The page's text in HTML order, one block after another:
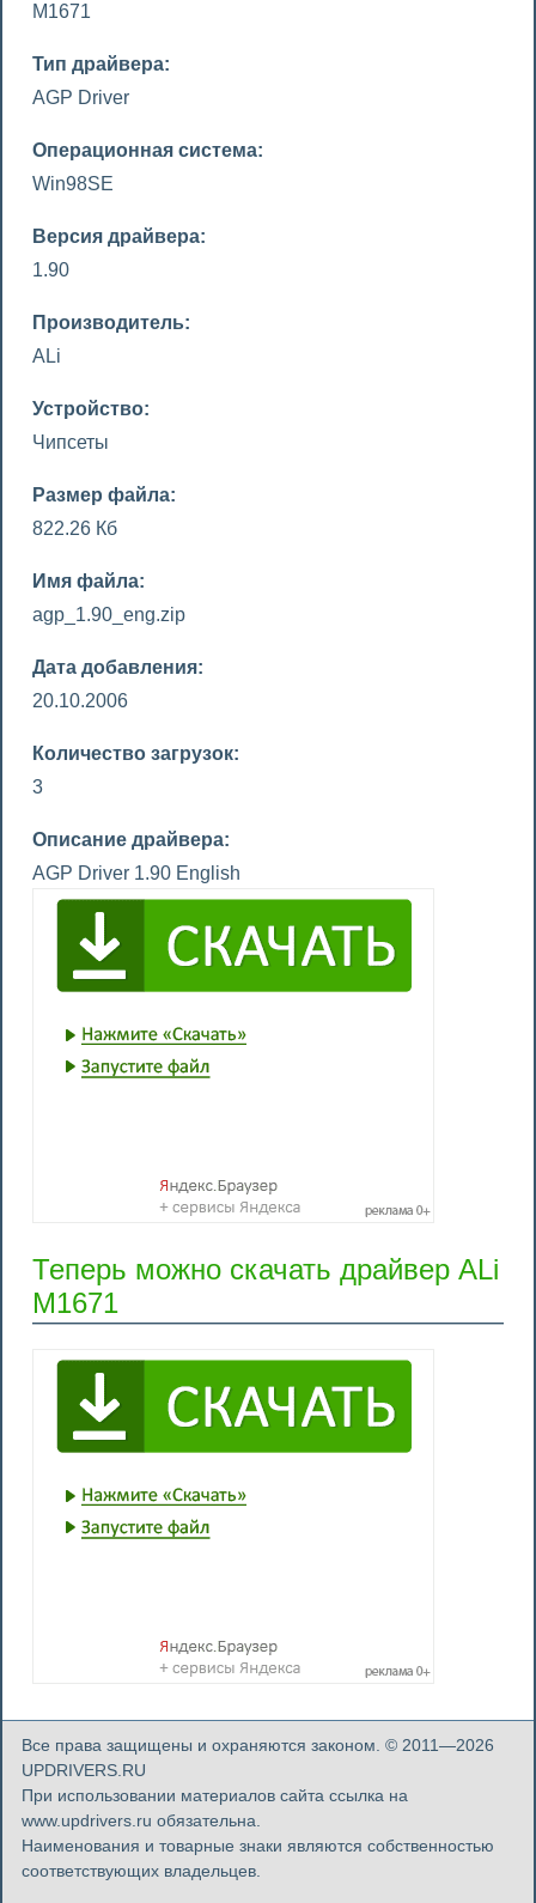
M1671
Тип драйвера:
AGP Driver
Операционная система:
Win98SE
Версия драйвера:
1.90
Производитель:
ALi
Устройство:
Чипсеты
Размер файла:
822.26 Кб
Имя файла:
agp_1.90_eng.zip
Дата добавления:
20.10.2006
Количество загрузок:
3
Описание драйвера:
AGP Driver 1.90 English
Теперь можно скачать драйвер ALi
M1671
Все права защищены и охраняются законом. © 2011—2026
UPDRIVERS.RU
При использовании материалов сайта ссылка на
www.updrivers.ru обязательна.
Наименования и товарные знаки являются собственностью
соответствующих владельцев.